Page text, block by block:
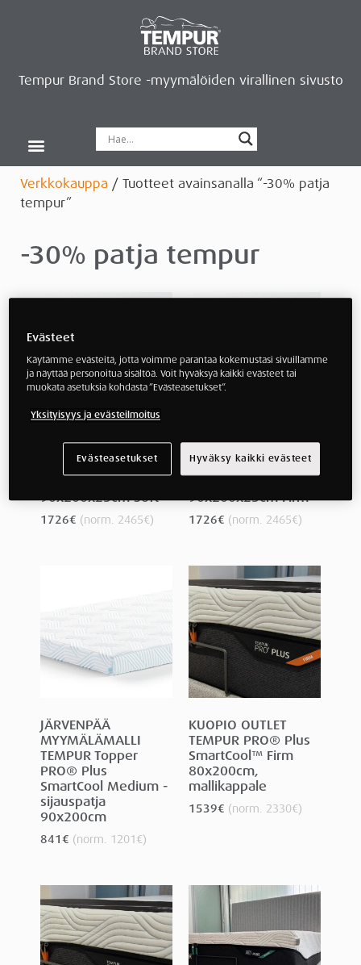
Tempur Brand Store -myymälöiden virallinen sivusto
Verkkokauppa / Tuotteet avainsanalla “-30% patja
tempur”
-30% patja tempur
Hämeenlinna
Mallipatja TEMPUR
90x200x25cm Soft
1726€ (norm. 2465€)
Hämeenlinna
Mallipatja TEMPUR
90x200x25cm Firm
1726€ (norm. 2465€)
JÄRVENPÄÄ
MYYMÄLÄMALLI
TEMPUR Topper
PRO® Plus
SmartCool Medium -
sijauspatja
90x200cm
841€ (norm. 1201€)
KUOPIO OUTLET
TEMPUR PRO® Plus
SmartCool™ Firm
80x200cm,
mallikappale
1539€ (norm. 2330€)
Evästeet
Käytämme evästeitä, jotta voimme parantaa kokemustasi sivuillamme
ja näyttää personoitua sisältöä. Voit hyväksyä kaikki evästeet tai
muokata asetuksia kohdasta ”Evästeasetukset”.
Yksityisyys ja evästeilmoitus
Evästeasetukset Hyväksy kaikki evästeet